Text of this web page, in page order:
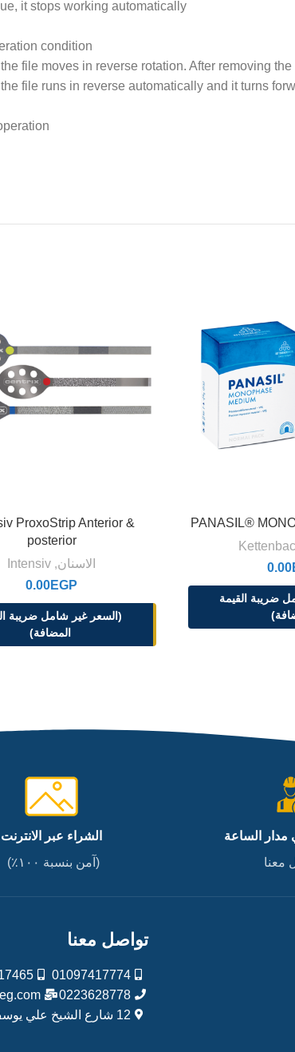
it stops working automatically
condition
file moves in reverse rotation. After removing the
file runs in reverse automatically and it turns
PANASIL®
0.00
ضريبة القيمة
اطلب واتساب
ProxoStrip Anterior &
posterior
الاسنان,
Intensiv
0.00EGP
(السعر غير شامل ضريبة
المضافة)
الساعة
معنا
الشراء عبر الانترنت
(آمن بنسبة ١٠٠٪)
تواصل معنا
01097417774
0223628778
12 شارع الشيخ علي يوسف – القصر العيني – جاردن سيتي – القاهرة